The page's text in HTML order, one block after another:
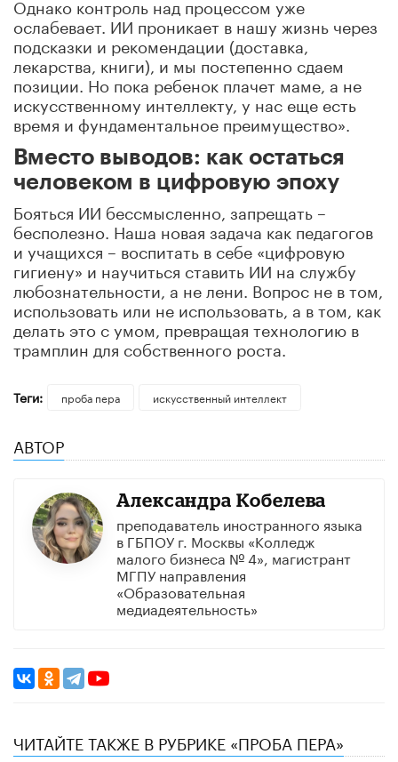
Однако контроль над процессом уже
ослабевает. ИИ проникает в нашу жизнь через
подсказки и рекомендации (доставка,
лекарства, книги), и мы постепенно сдаем
позиции. Но пока ребенок плачет маме, а не
искусственному интеллекту, у нас еще есть
время и фундаментальное преимущество».
Вместо выводов: как остаться
человеком в цифровую эпоху
Бояться ИИ бессмысленно, запрещать –
бесполезно. Наша новая задача как педагогов
и учащихся – воспитать в себе «цифровую
гигиену» и научиться ставить ИИ на службу
любознательности, а не лени. Вопрос не в том,
использовать или не использовать, а в том, как
делать это с умом, превращая технологию в
трамплин для собственного роста.
Теги: проба пера искусственный интеллект
АВТОР
Александра Кобелева
преподаватель иностранного языка
в ГБПОУ г. Москвы «Колледж
малого бизнеса № 4», магистрант
МГПУ направления
«Образовательная
медиадеятельность»
ЧИТАЙТЕ ТАКЖЕ В РУБРИКЕ «ПРОБА ПЕРА»